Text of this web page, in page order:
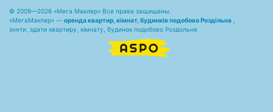
© 2009—2026 «Мега Маклер» Все права защищены.
«МегаМаклер» — оренда квартир, кімнат, будинків подобово Роздільна
зняти, здати квартиру, кімнату, будинок подобово Роздольне